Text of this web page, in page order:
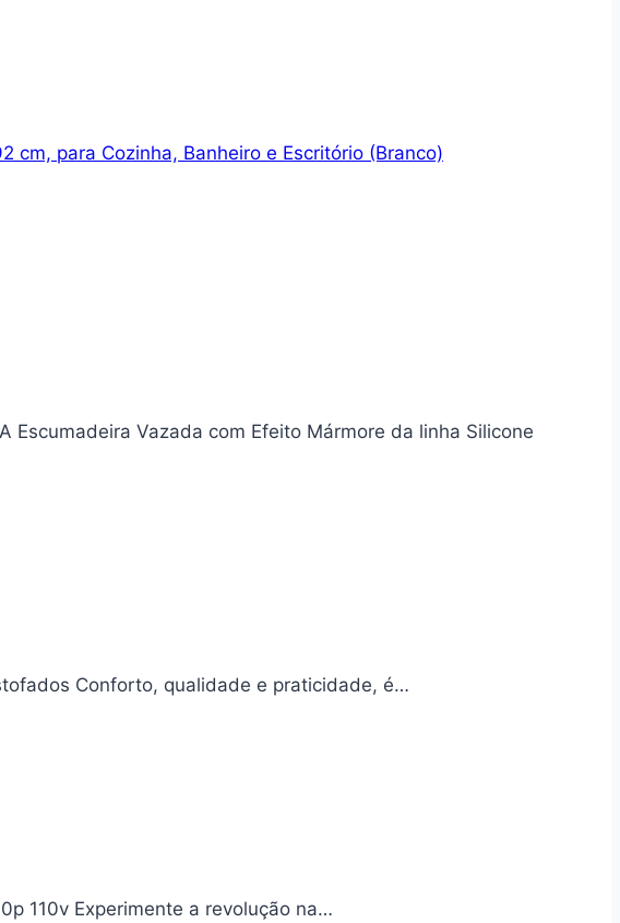
cm, para Cozinha, Banheiro e Escritório (Branco)
Escumadeira Vazada com Efeito Mármore da linha Silicone
Conforto, qualidade e praticidade, é…
110v Experimente a revolução na…